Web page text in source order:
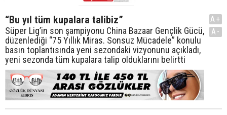
“Bu yıl tüm kupalara talibiz”
Süper Lig’in son şampiyonu China Bazaar Gençlik Gücü,
düzenlediği “75 Yıllık Miras. Sonsuz Mücadele” konulu
basın toplantısında yeni sezondaki vizyonunu açıkladı,
yeni sezonda tüm kupalara talip olduklarını belirtti
A+
A-